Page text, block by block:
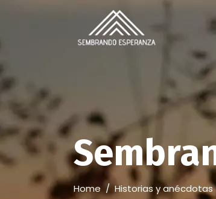
Home/ Historias y anécdotas